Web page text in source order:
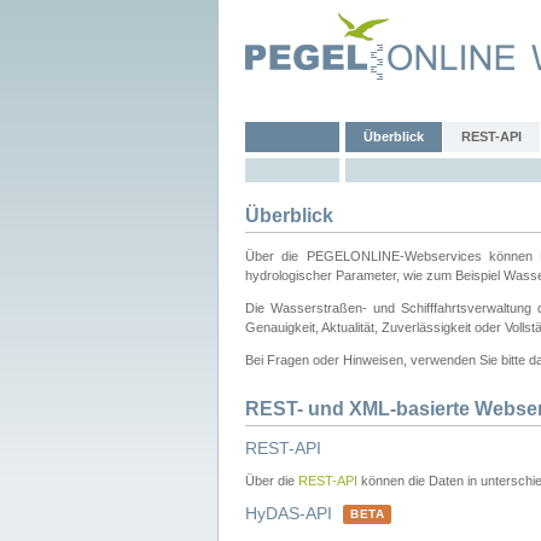
Überblick REST-API
Überblick
Über die PEGELONLINE-Webservices
hydrologischer Parameter, wie zum Beispiel
Die Wasserstraßen- und
Genauigkeit, Aktualität, Zuverlässigkeit oder
Bei Fragen oder Hinweisen, verwenden Sie bitte
REST- und XML-basierte
REST-API
Über die REST-API können die Daten in
HyDAS-API BETA